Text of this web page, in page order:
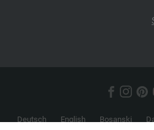
Deutsch English Bosanski